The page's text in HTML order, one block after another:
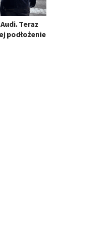
Teraz
podłożenie